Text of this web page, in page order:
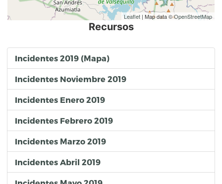
Leaflet | Map data ©OpenStreetMap
Recursos
Incidentes 2019 (Mapa)
Incidentes Noviembre 2019
Incidentes Enero 2019
Incidentes Febrero 2019
Incidentes Marzo 2019
Incidentes Abril 2019